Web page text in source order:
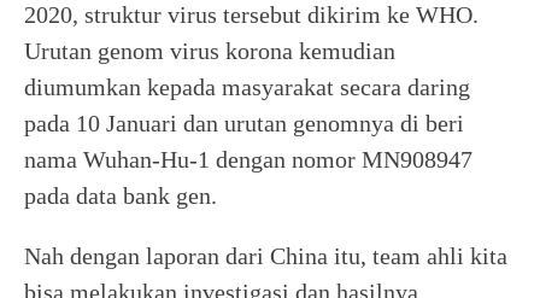
2020, struktur virus tersebut dikirim ke WHO.
Urutan genom virus korona kemudian
diumumkan kepada masyarakat secara daring
pada 10 Januari dan urutan genomnya di beri
nama Wuhan-Hu-1 dengan nomor MN908947
pada data bank gen.
Nah dengan laporan dari China itu, team ahli kita
bisa melakukan investigasi dan hasilnya